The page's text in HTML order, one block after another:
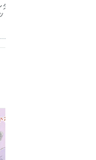
ー分析&
で完
み資料＆
翔平｜勝ちパターンが見つかる強み分析